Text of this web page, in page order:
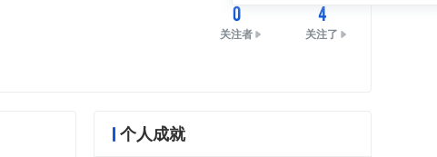
0
关注者
4
关注了
个人成就